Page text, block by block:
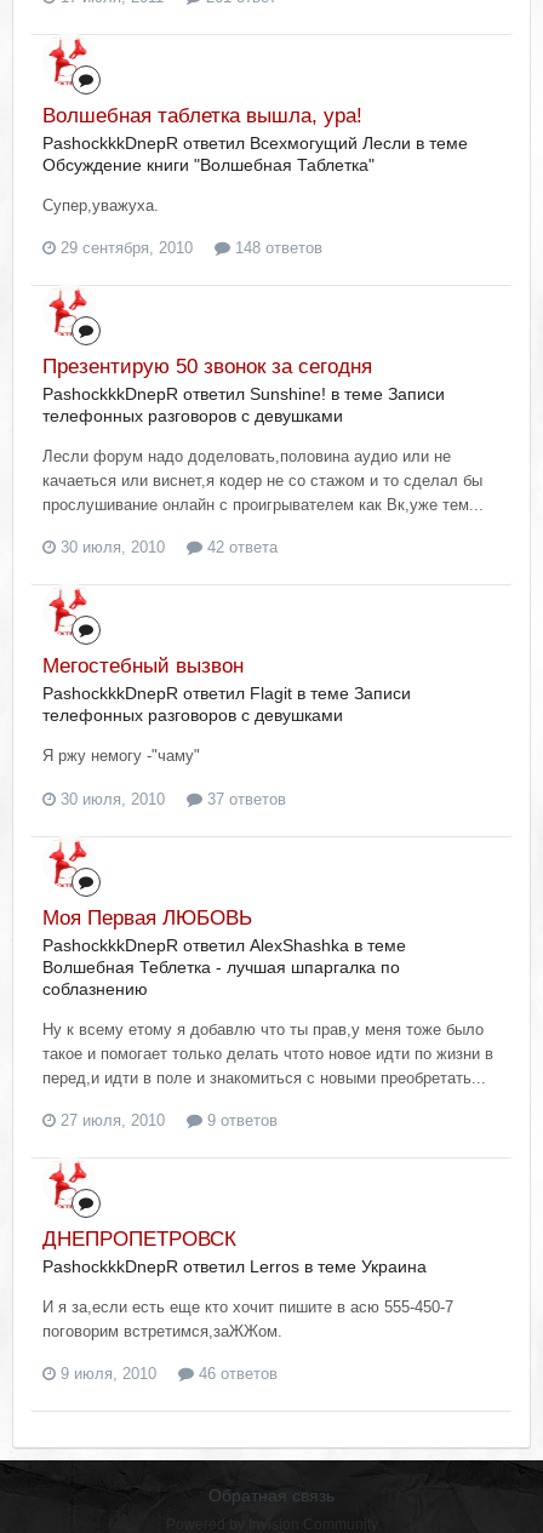
Волшебная таблетка вышла, ура!
PashockkkDnepR ответил Всехмогущий Лесли в теме
Обсуждение книги "Волшебная Таблетка"
Супер,уважуха.
29 сентября, 2010 148 ответов
Презентирую 50 звонок за сегодня
PashockkkDnepR ответил Sunshine! в теме Записи
телефонных разговоров с девушками
Лесли форум надо доделовать,половина аудио или не
качаеться или виснет,я кодер не со стажом и то сделал бы
прослушивание онлайн с проигрывателем как Вк,уже тем...
30 июля, 2010 42 ответа
Мегостебный вызвон
PashockkkDnepR ответил Flagit в теме Записи
телефонных разговоров с девушками
Я ржу немогу -"чаму"
30 июля, 2010 37 ответов
Моя Первая ЛЮБОВЬ
PashockkkDnepR ответил AlexShashka в теме
Волшебная Теблетка - лучшая шпаргалка по
соблазнению
Ну к всему етому я добавлю что ты прав,у меня тоже было
такое и помогает только делать чтото новое идти по жизни в
перед,и идти в поле и знакомиться с новыми преобретать...
27 июля, 2010 9 ответов
ДНЕПРОПЕТРОВСК
PashockkkDnepR ответил Lerros в теме Украина
И я за,если есть еще кто хочит пишите в асю 555-450-7
поговорим встретимся,заЖЖом.
9 июля, 2010 46 ответов
Обратная связь
Powered by Invision Community